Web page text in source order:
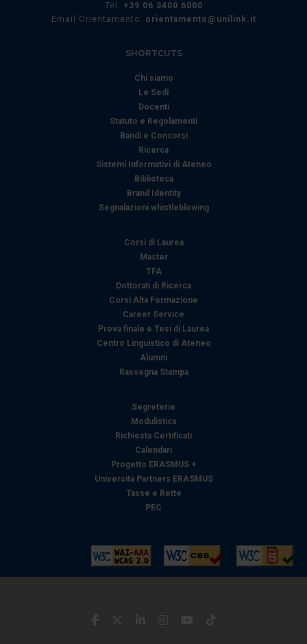
Tel: +39 06 3400 6000
Email Orientamento: orientamento@unilink.it
SHORTCUTS
Chi siamo
Le Sedi
Docenti
Statuto e Regolamenti
Bandi e Concorsi
Ricerca
Sistemi Informativi di Ateneo
Biblioteca
Brand Identity
Segnalazioni whistleblowing
Corsi di Laurea
Master
TFA
Dottorati di Ricerca
Corsi Alta Formazione
Career Service
Prova finale e Tesi di Laurea
Centro Linguistico di Ateneo
Alumni
Rassegna Stampa
Segreterie
Modulistica
Richiesta Certificati
Calendari
Progetto ERASMUS +
Università Partners ERASMUS
Tasse e Rette
PEC